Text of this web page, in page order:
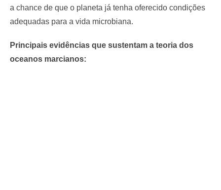
a chance de que o planeta já tenha oferecido condições
adequadas para a vida microbiana.
Principais evidências que sustentam a teoria dos
oceanos marcianos: